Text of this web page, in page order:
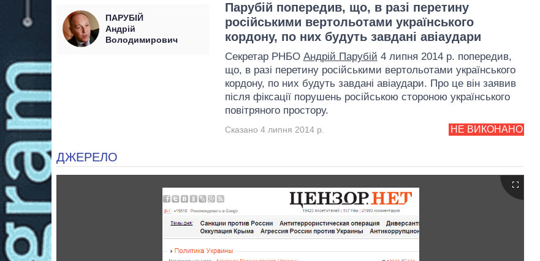
ПАРУБІЙ
Андрій
Володимирович
Парубій попередив, що, в разі перетину
російськими вертольотами українського
кордону, по них будуть завдані авіаудари
Секретар РНБО Андрій Парубій 4 липня 2014 р. попередив,
що, в разі перетину російськими вертольотами українського
кордону, по них будуть завдані авіаудари. Про це він заявив
після фіксації порушень російською стороною українського
повітряного простору.
НЕ ВИКОНАНО
Сказано 4 липня 2014 р.
ДЖЕРЕЛО